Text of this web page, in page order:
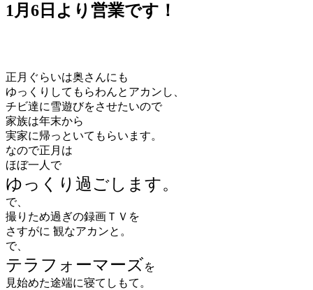
1月6日より営業です！
正月ぐらいは奥さんにも
ゆっくりしてもらわんとアカンし、
チビ達に雪遊びをさせたいので
家族は年末から
実家に帰っといてもらいます。
なので正月は
ほぼ一人で
ゆっくり過ごします。
で、
撮りため過ぎの録画ＴＶを
さすがに 観なアカンと。
で、
テラフォーマーズを
見始めた途端に寝てしもて。